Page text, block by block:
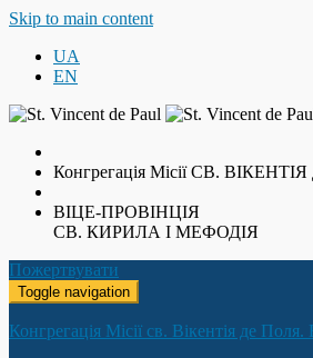
Skip to main content
UA
EN
Конгрегація МісіїСВ.
ВІЦЕ-ПРОВІНЦІЯ
СВ. КИРИЛА І МЕФОДІЯ
Пожертвувати
Toggle navigation
Конгрегація Місії св. Вікентія де